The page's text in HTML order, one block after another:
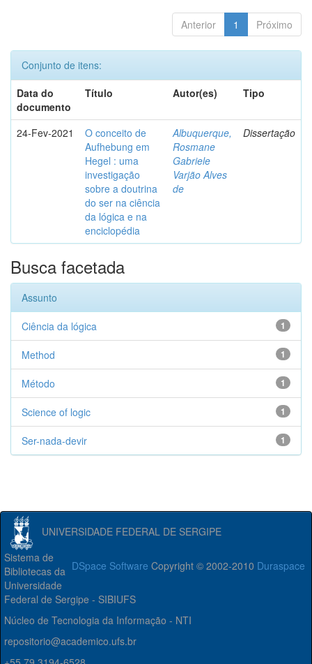
Anterior 1 Próximo
Conjunto de itens:
Data do
documento
Título Autor(es) Tipo
24-Fev-2021
O conceito de
Aufhebung em
Hegel : uma
investigação
sobre a doutrina
do ser na ciência
da lógica e na
enciclopédia
Albuquerque,
Rosmane
Gabriele
Varjão Alves
de
Dissertação
Busca facetada
Assunto
1
Ciência da lógica
1
Method
1
Método
1
Science of logic
1
Ser-nada-devir
UNIVERSIDADE FEDERAL DE SERGIPE
DSpace Software Copyright © 2002-2010 Duraspace
Sistema de
Bibliotecas da
Universidade
Federal de Sergipe - SIBIUFS
Núcleo de Tecnologia da Informação - NTI
repositorio@academico.ufs.br